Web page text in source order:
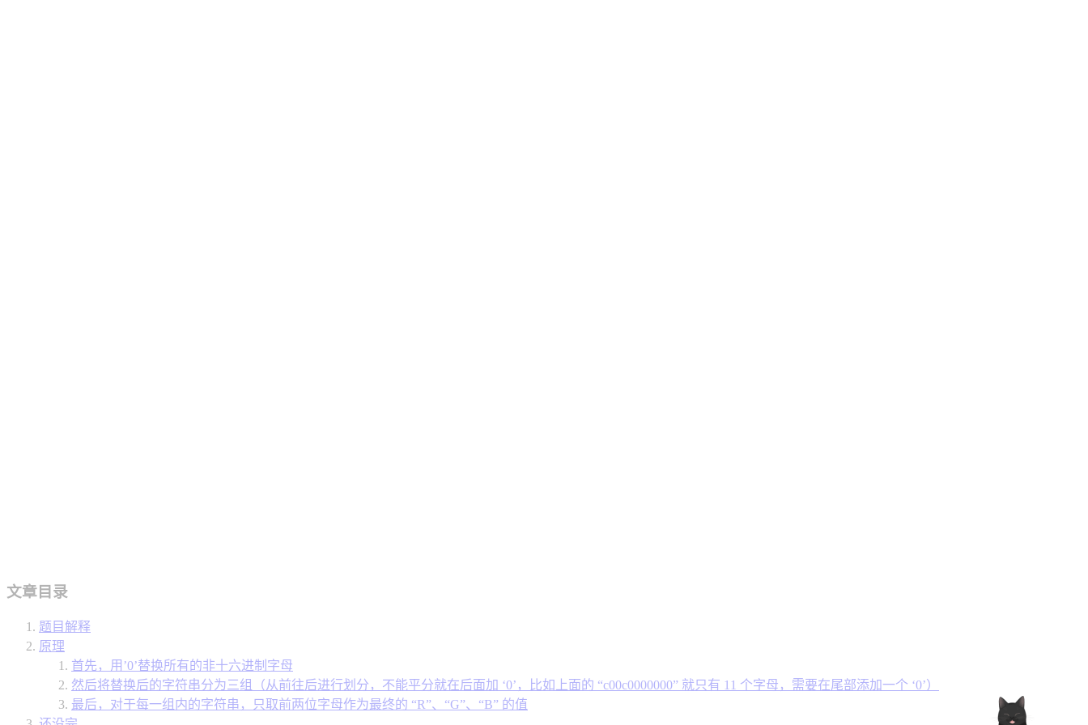
文章目录
题目解释
原理
首先，用’0’替换所有的非十六进制字母
然后将替换后的字符串分为三组（从前往后进行划分，不能平分就在后面加 ‘0’，比如上面的 “c00c0000000” 就只有 11 个字母，需要在尾部添加一个 ‘0’）
最后，对于每一组内的字符串，只取前两位字母作为最终的 “R”、“G”、“B” 的值